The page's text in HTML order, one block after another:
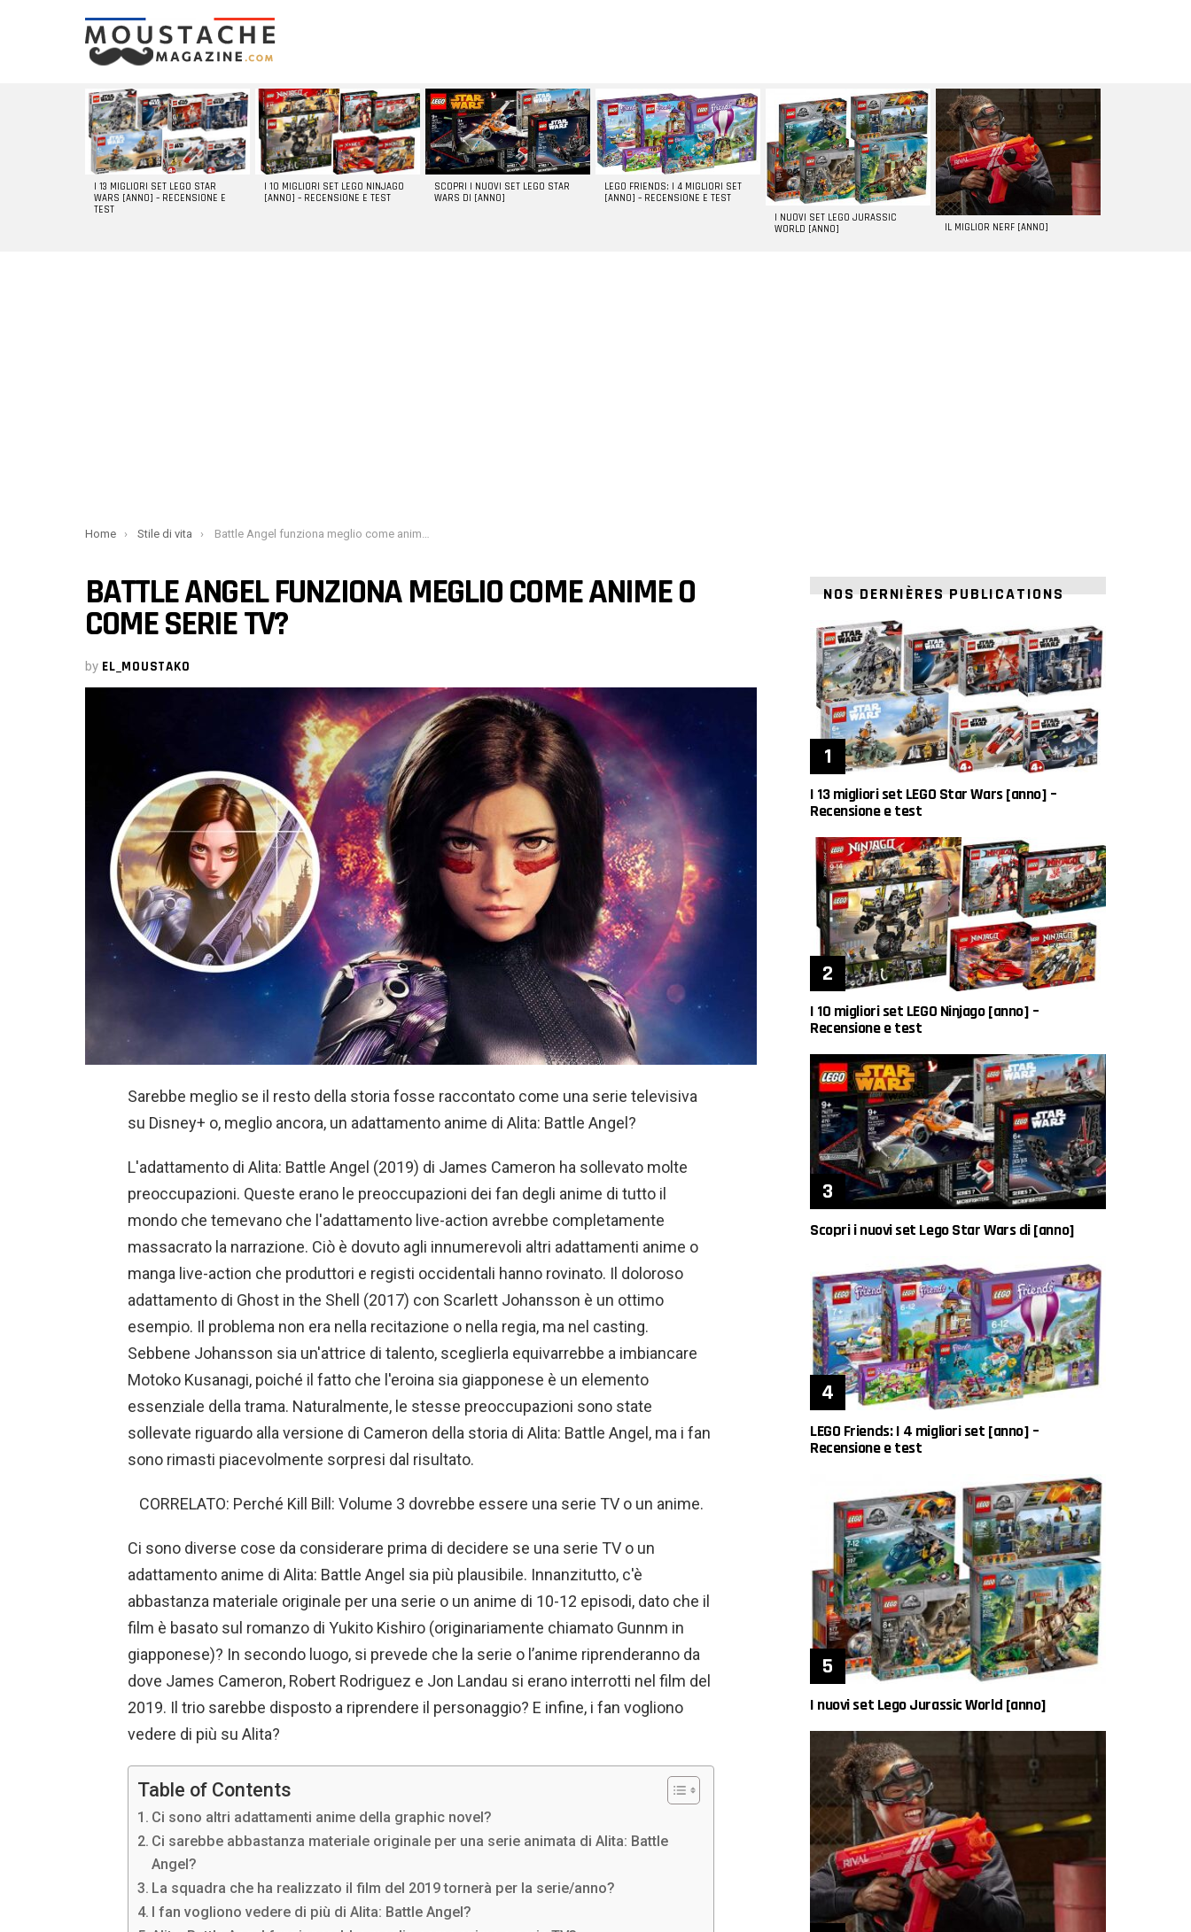
LATEST
STORIES
I 13 MIGLIORI SET LEGO STAR
WARS [ANNO] – RECENSIONE E
TEST
I 10 MIGLIORI SET LEGO NINJAGO
[ANNO] – RECENSIONE E TEST
SCOPRI I NUOVI SET LEGO STAR
WARS DI [ANNO]
LEGO FRIENDS: I 4 MIGLIORI SET
[ANNO] – RECENSIONE E TEST
I NUOVI SET LEGO JURASSIC
WORLD [ANNO]
IL MIGLIOR NERF [ANNO]
You are here:
Home Stile di vita Battle Angel funziona meglio come anime o come serie TV?
BATTLE ANGEL FUNZIONA MEGLIO COME ANIME O
COME SERIE TV?
by EL_MOUSTAKO
Sarebbe meglio se il resto della storia fosse raccontato come una serie televisiva
su Disney+ o, meglio ancora, un adattamento anime di Alita: Battle Angel?
L'adattamento di Alita: Battle Angel (2019) di James Cameron ha sollevato molte
preoccupazioni. Queste erano le preoccupazioni dei fan degli anime di tutto il
mondo che temevano che l'adattamento live-action avrebbe completamente
massacrato la narrazione. Ciò è dovuto agli innumerevoli altri adattamenti anime o
manga live-action che produttori e registi occidentali hanno rovinato. Il doloroso
adattamento di Ghost in the Shell (2017) con Scarlett Johansson è un ottimo
esempio. Il problema non era nella recitazione o nella regia, ma nel casting.
Sebbene Johansson sia un'attrice di talento, sceglierla equivarrebbe a imbiancare
Motoko Kusanagi, poiché il fatto che l'eroina sia giapponese è un elemento
essenziale della trama. Naturalmente, le stesse preoccupazioni sono state
sollevate riguardo alla versione di Cameron della storia di Alita: Battle Angel, ma i fan
sono rimasti piacevolmente sorpresi dal risultato.
CORRELATO: Perché Kill Bill: Volume 3 dovrebbe essere una serie TV o un anime.
Ci sono diverse cose da considerare prima di decidere se una serie TV o un
adattamento anime di Alita: Battle Angel sia più plausibile. Innanzitutto, c'è
abbastanza materiale originale per una serie o un anime di 10-12 episodi, dato che il
film è basato sul romanzo di Yukito Kishiro (originariamente chiamato Gunnm in
giapponese)? In secondo luogo, si prevede che la serie o l’anime riprenderanno da
dove James Cameron, Robert Rodriguez e Jon Landau si erano interrotti nel film del
2019. Il trio sarebbe disposto a riprendere il personaggio? E infine, i fan vogliono
vedere di più su Alita?
Table of Contents
Ci sono altri adattamenti anime della graphic novel?
Ci sarebbe abbastanza materiale originale per una serie animata di Alita: Battle
Angel?
La squadra che ha realizzato il film del 2019 tornerà per la serie/anno?
I fan vogliono vedere di più di Alita: Battle Angel?
NOS DERNIÈRES PUBLICATIONS
I 13 migliori set LEGO Star Wars [anno] –
Recensione e test
I 10 migliori set LEGO Ninjago [anno] –
Recensione e test
Scopri i nuovi set Lego Star Wars di [anno]
LEGO Friends: I 4 migliori set [anno] –
Recensione e test
I nuovi set Lego Jurassic World [anno]